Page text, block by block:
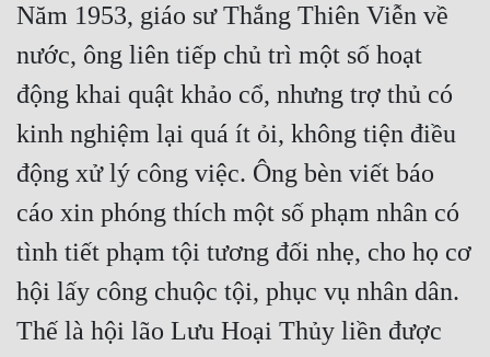
Năm 1953, giáo sư Thắng Thiên Viễn về
nước, ông liên tiếp chủ trì một số hoạt
động khai quật khảo cổ, nhưng trợ thủ có
kinh nghiệm lại quá ít ỏi, không tiện điều
động xử lý công việc. Ông bèn viết báo
cáo xin phóng thích một số phạm nhân có
tình tiết phạm tội tương đối nhẹ, cho họ cơ
hội lấy công chuộc tội, phục vụ nhân dân.
Thế là hội lão Lưu Hoại Thủy liền được